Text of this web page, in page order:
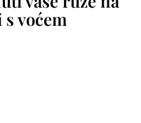
voćem